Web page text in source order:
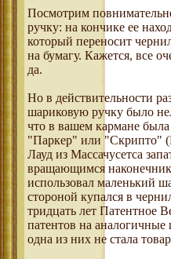
Посмотрим
ручку: на кончике ее
который переносит
на бумагу. Кажется, все
да.
Но в действительности
шариковую ручку было
что в вашем кармане
"Паркер" или "Скрипто"
Лауд из Массачусетса
вращающимся
использовал маленький
стороной купался в
тридцать лет Патентное
патентов на
одна из них не стала